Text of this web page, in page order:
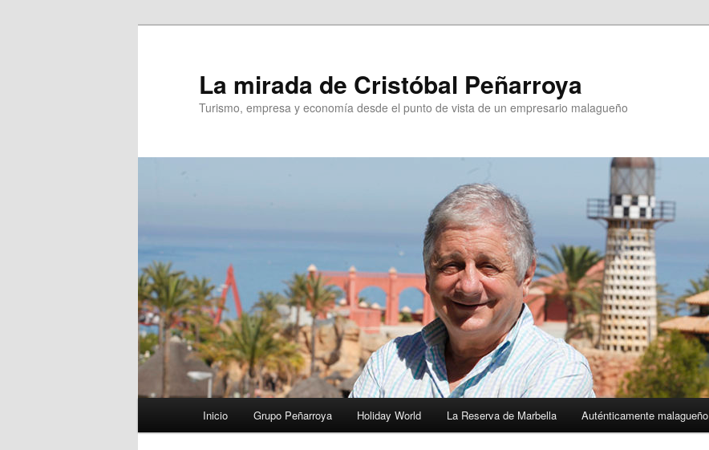
La mirada de Cristóbal Peñarroya
Turismo, empresa y economía desde el punto de vista de un empresario malagueño
Inicio Grupo Peñarroya Holiday World La Reserva de Marbella Auténticamente malagueño